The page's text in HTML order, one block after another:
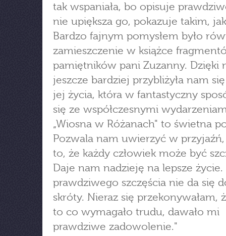
tak wspaniała, bo opisuje
nie upiększa go, pokazuje takim,
Bardzo fajnym pomysłem było
zamieszczenie w książce
pamiętników pani Zuzanny. Dzięki
jeszcze bardziej przybliżyła nam
jej życia, która w fantastyczny
się ze współczesnymi
„Wiosna w Różanach" to świetna
Pozwala nam uwierzyć w przyjaźń,
to, że każdy człowiek może być
Daje nam nadzieję na lepsze życie.
prawdziwego szczęścia nie da się
skróty. Nieraz się przekonywałam,
to co wymagało trudu, dawało mi
prawdziwe zadowolenie."